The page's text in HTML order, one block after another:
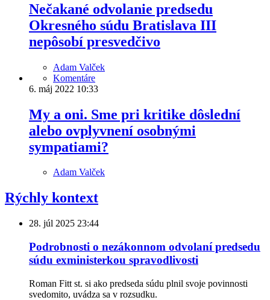
Nečakané odvolanie predsedu
Okresného súdu Bratislava III
nepôsobí presvedčivo
Adam Valček
Komentáre
6. máj 2022 10:33
My a oni. Sme pri kritike dôslední
alebo ovplyvnení osobnými
sympatiami?
Adam Valček
Rýchly kontext
28. júl 2025 23:44
Podrobnosti o nezákonnom odvolaní predsedu
súdu exministerkou spravodlivosti
Roman Fitt st. si ako predseda súdu plnil svoje povinnosti
svedomito, uvádza sa v rozsudku.